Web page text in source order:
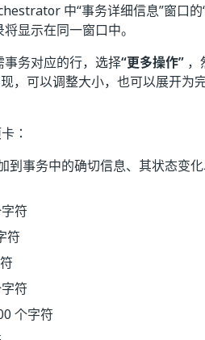
中“事务详细信息”窗口
显示在同一窗口中。
务对应的行，选择“更多操作” ，
，可以调整大小，也可以展开为
：
到事务中的确切信息、其状态变
符
符
符
个字符